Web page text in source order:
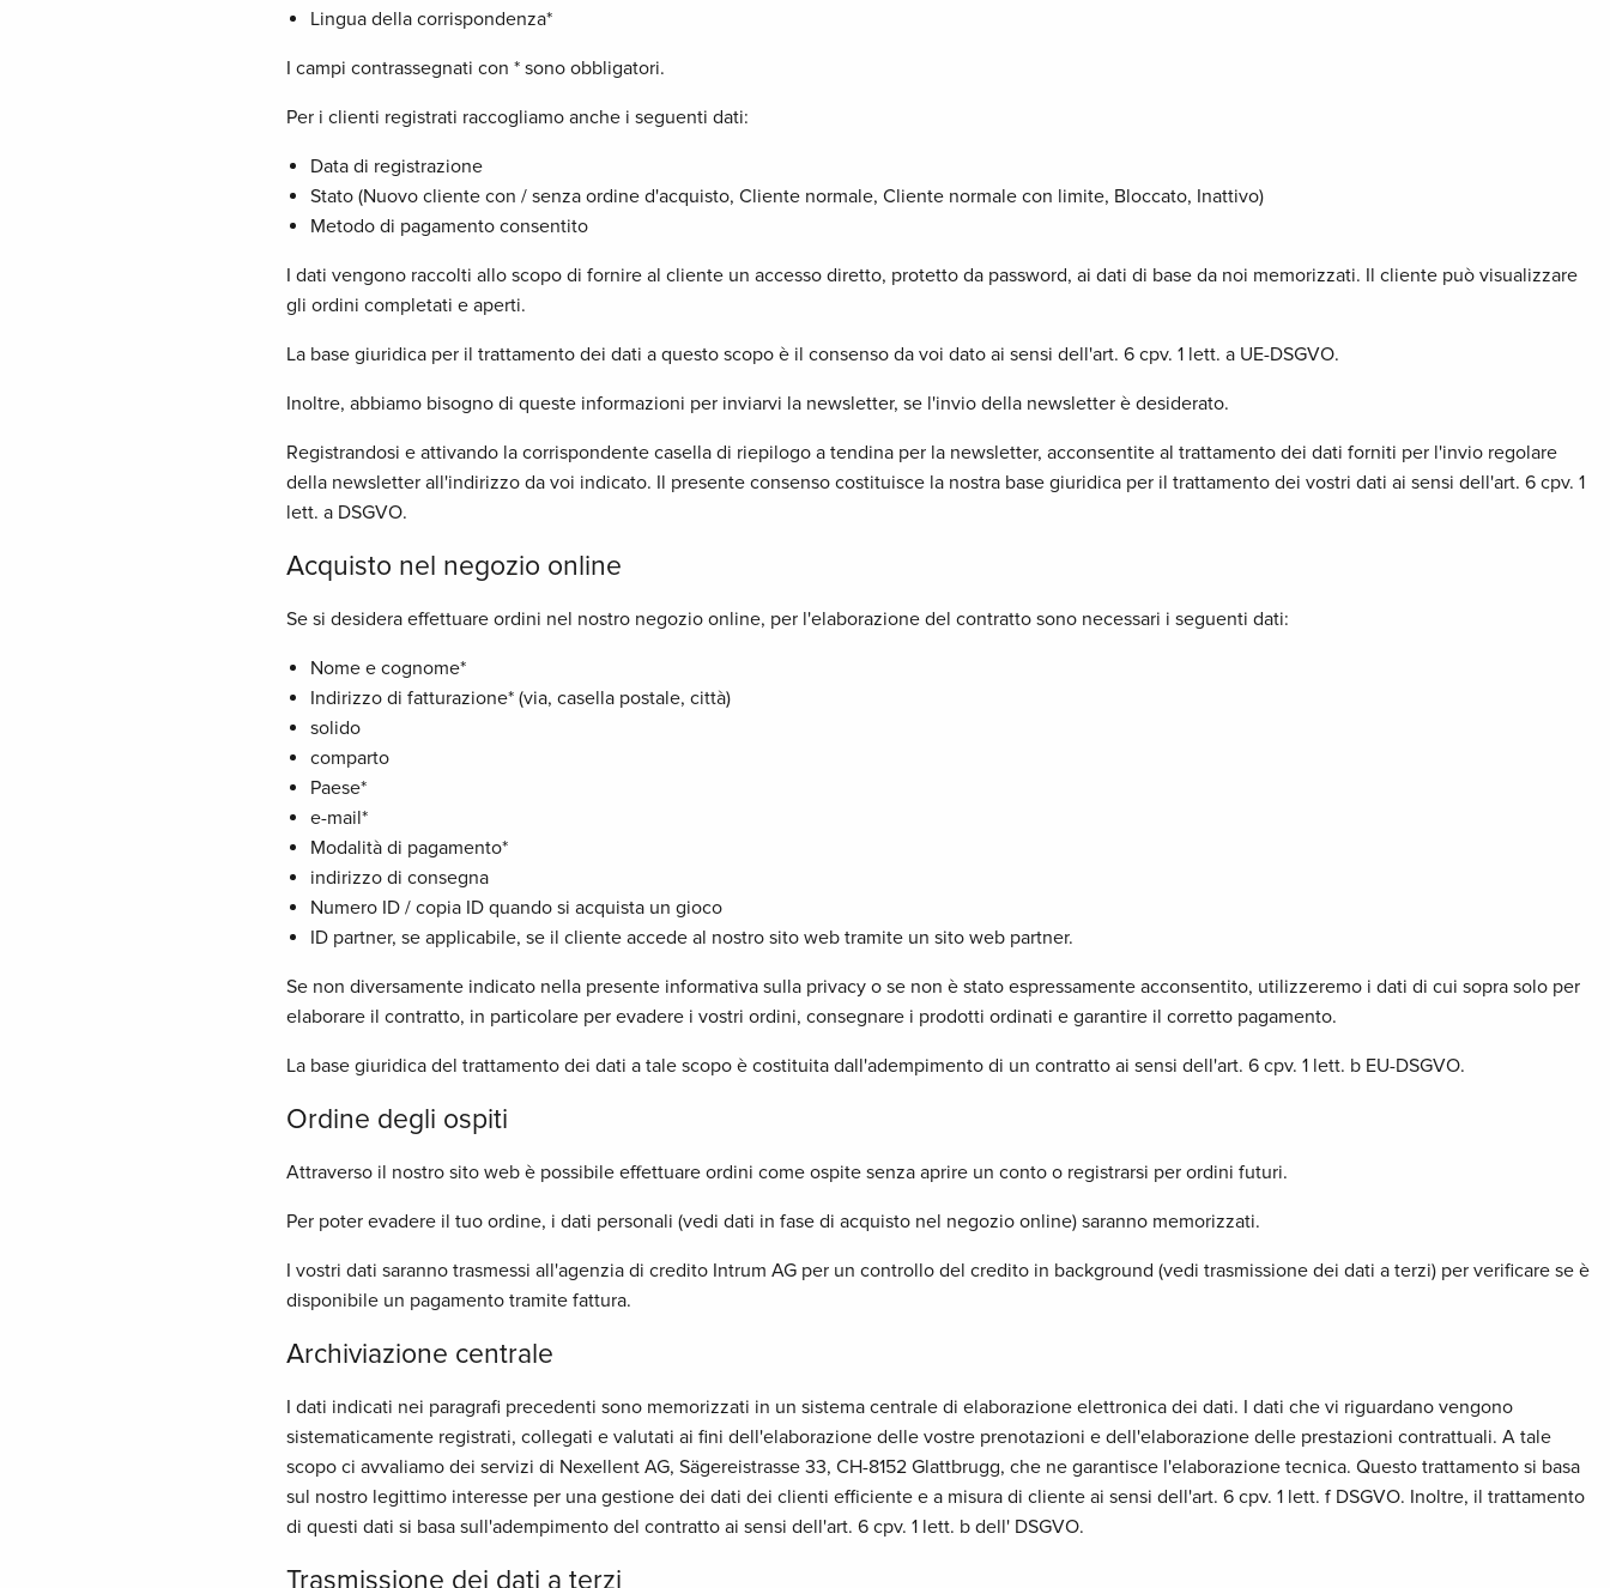
Lingua della corrispondenza*
I campi contrassegnati con * sono obbligatori.
Per i clienti registrati raccogliamo anche i seguenti dati:
Data di registrazione
Stato (Nuovo cliente con / senza ordine d'acquisto, Cliente normale, Cliente normale con limite, Bloccato, Inattivo)
Metodo di pagamento consentito
I dati vengono raccolti allo scopo di fornire al cliente un accesso diretto, protetto da password, ai dati di base da noi memorizzati. Il cliente può visualizzare
gli ordini completati e aperti.
La base giuridica per il trattamento dei dati a questo scopo è il consenso da voi dato ai sensi dell'art. 6 cpv. 1 lett. a UE-DSGVO.
Inoltre, abbiamo bisogno di queste informazioni per inviarvi la newsletter, se l'invio della newsletter è desiderato.
Registrandosi e attivando la corrispondente casella di riepilogo a tendina per la newsletter, acconsentite al trattamento dei dati forniti per l'invio regolare
della newsletter all'indirizzo da voi indicato. Il presente consenso costituisce la nostra base giuridica per il trattamento dei vostri dati ai sensi dell'art. 6 cpv. 1
lett. a DSGVO.
Acquisto nel negozio online
Se si desidera effettuare ordini nel nostro negozio online, per l'elaborazione del contratto sono necessari i seguenti dati:
Nome e cognome*
Indirizzo di fatturazione* (via, casella postale, città)
solido
comparto
Paese*
e-mail*
Modalità di pagamento*
indirizzo di consegna
Numero ID / copia ID quando si acquista un gioco
ID partner, se applicabile, se il cliente accede al nostro sito web tramite un sito web partner.
Se non diversamente indicato nella presente informativa sulla privacy o se non è stato espressamente acconsentito, utilizzeremo i dati di cui sopra solo per
elaborare il contratto, in particolare per evadere i vostri ordini, consegnare i prodotti ordinati e garantire il corretto pagamento.
La base giuridica del trattamento dei dati a tale scopo è costituita dall'adempimento di un contratto ai sensi dell'art. 6 cpv. 1 lett. b EU-DSGVO.
Ordine degli ospiti
Attraverso il nostro sito web è possibile effettuare ordini come ospite senza aprire un conto o registrarsi per ordini futuri.
Per poter evadere il tuo ordine, i dati personali (vedi dati in fase di acquisto nel negozio online) saranno memorizzati.
I vostri dati saranno trasmessi all'agenzia di credito Intrum AG per un controllo del credito in background (vedi trasmissione dei dati a terzi) per verificare se è
disponibile un pagamento tramite fattura.
Archiviazione centrale
I dati indicati nei paragrafi precedenti sono memorizzati in un sistema centrale di elaborazione elettronica dei dati. I dati che vi riguardano vengono
sistematicamente registrati, collegati e valutati ai fini dell'elaborazione delle vostre prenotazioni e dell'elaborazione delle prestazioni contrattuali. A tale
scopo ci avvaliamo dei servizi di Nexellent AG, Sägereistrasse 33, CH-8152 Glattbrugg, che ne garantisce l'elaborazione tecnica. Questo trattamento si basa
sul nostro legittimo interesse per una gestione dei dati dei clienti efficiente e a misura di cliente ai sensi dell'art. 6 cpv. 1 lett. f DSGVO. Inoltre, il trattamento
di questi dati si basa sull'adempimento del contratto ai sensi dell'art. 6 cpv. 1 lett. b dell' DSGVO.
Trasmissione dei dati a terzi